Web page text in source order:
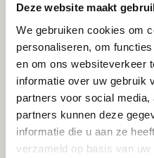
Deze website maakt
We gebruiken cookies om
personaliseren, om
en om ons websiteverkeer
informatie over uw gebruik
partners voor social
partners kunnen deze
informatie die u aan ze
verzameld op basis van uw